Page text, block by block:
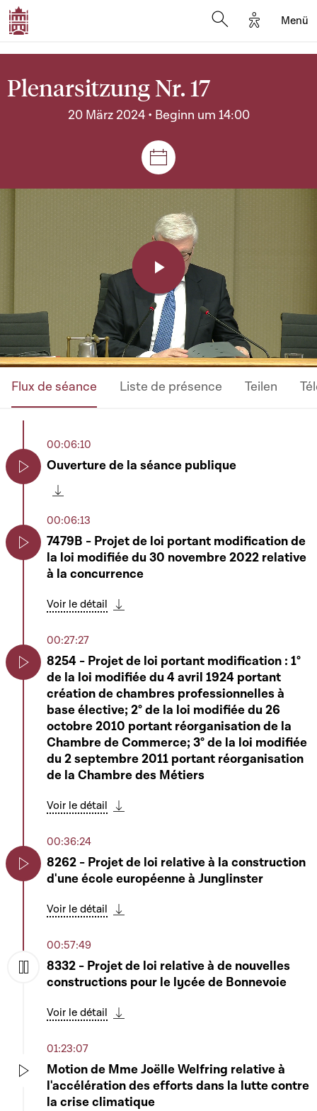
Options
Menü
Plenarsitzung Nr. 17
20 März 2024 • Beginn um 14:00
Plenar- und
Player
is
loading.
Play
Video
Flux de séance Liste de présence Teilen
00:06:10
Ouverture de la séance publique
00:06:13
7479B - Projet de loi portant modification de
la loi modifiée du 30 novembre 2022 relative
à la concurrence
Voir le détail
00:27:27
8254 - Projet de loi portant modification : 1°
de la loi modifiée du 4 avril 1924 portant
création de chambres professionnelles à
base élective; 2° de la loi modifiée du 26
octobre 2010 portant réorganisation de la
Chambre de Commerce; 3° de la loi modifiée
du 2 septembre 2011 portant réorganisation
de la Chambre des Métiers
Voir le détail
00:36:24
8262 - Projet de loi relative à la construction
d'une école européenne à Junglinster
Voir le détail
00:57:49
8332 - Projet de loi relative à de nouvelles
constructions pour le lycée de Bonnevoie
Voir le détail
01:23:07
Motion de Mme Joëlle Welfring relative à
l'accélération des efforts dans la lutte contre
la crise climatique